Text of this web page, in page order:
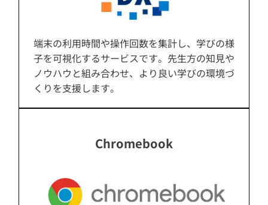
端末の利用時間や操作回数を集計し、学びの様
子を可視化するサービスです。先生方の知見や
ノウハウと組み合わせ、より良い学びの環境づ
くりを支援します。
Chromebook